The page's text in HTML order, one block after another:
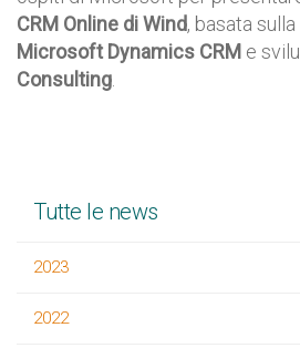
CRM Online di Wind, basata
Microsoft Dynamics CRM e
Consulting
Tutte le news
2023
2022